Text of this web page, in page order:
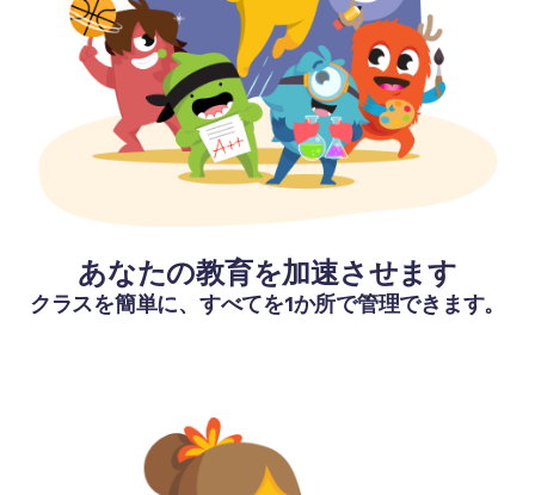
あなたの教育を加速させます
クラスを簡単に、すべてを1か所で管理できます。